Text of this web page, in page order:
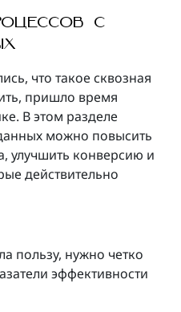
С
что такое сквозная
пришло время
В этом разделе
можно повысить
улучшить конверсию и
действительно
пользу, нужно четко
эффективности